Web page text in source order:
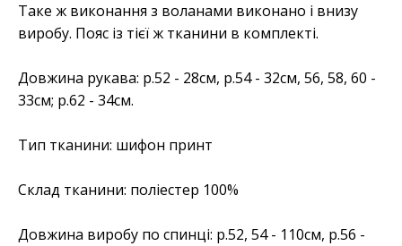
Таке ж виконання з воланами виконано і внизу
виробу. Пояс із тієї ж тканини в комплекті.
Довжина рукава: р.52 - 28см, р.54 - 32см, 56, 58, 60 -
33см; р.62 - 34см.
Тип тканини: шифон принт
Склад тканини: поліестер 100%
Довжина виробу по спинці: р.52, 54 - 110см, р.56 -